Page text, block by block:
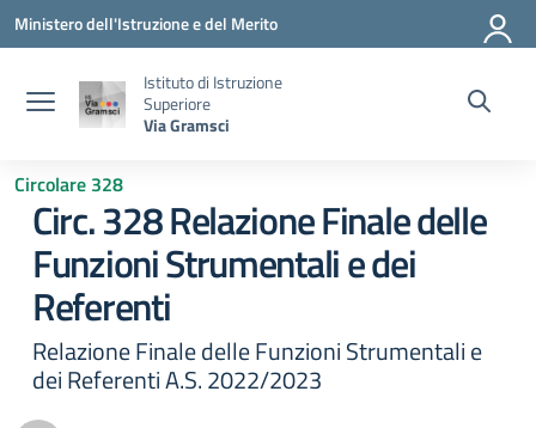
Vai ai contenuti
Vai al menu di navigazione
Vai al footer
Ministero dell'Istruzione e del Merito
Istituto di Istruzione
Superiore
Via Gramsci
Circolare 328
Circ. 328 Relazione Finale delle
Funzioni Strumentali e dei
Referenti
Relazione Finale delle Funzioni Strumentali e
dei Referenti A.S. 2022/2023